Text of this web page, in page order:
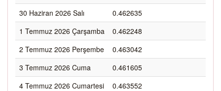
30 Haziran 2026 Salı
0.462635
1 Temmuz 2026 Çarşamba
0.462248
2 Temmuz 2026 Perşembe
0.463042
3 Temmuz 2026 Cuma
0.461605
4 Temmuz 2026 Cumartesi
0.463552